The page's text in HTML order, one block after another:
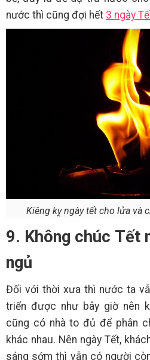
nước thì cũng đợi hết 3 ngày
Kiêng kỵ ngày tết cho lửa và
9. Không chúc Tết
ngủ
Đối với thời xưa thì nước ta
triển được như bây giờ nên
cũng có nhà to đủ để phân
khác nhau. Nên ngày Tết,
sáng sớm thì vẫn có người